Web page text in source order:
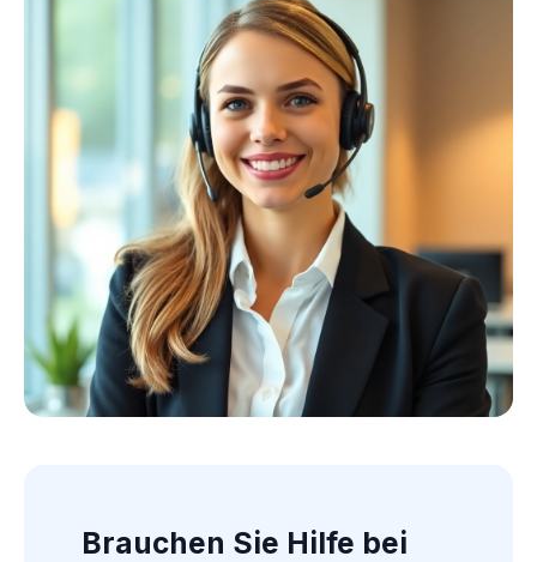
Kollektion ansehen
Brauchen Sie Hilfe bei